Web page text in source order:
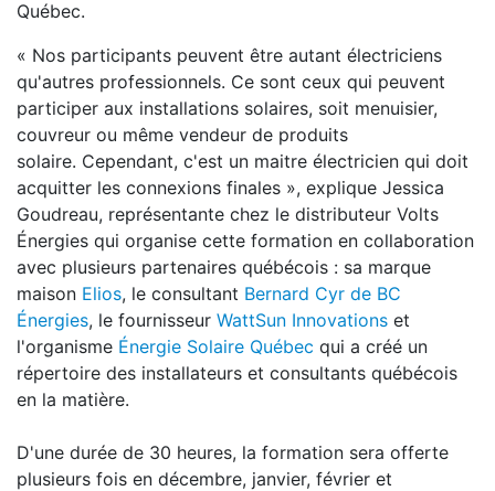
Québec.
« Nos participants peuvent être autant électriciens
qu'autres professionnels. Ce sont ceux qui peuvent
participer aux installations solaires, soit menuisier,
couvreur ou même vendeur de produits
solaire. Cependant, c'est un maitre électricien qui doit
acquitter les connexions finales », explique Jessica
Goudreau, représentante chez le distributeur Volts
Énergies qui organise cette formation en collaboration
avec plusieurs partenaires québécois : sa marque
maison Elios, le consultant Bernard Cyr de BC
Énergies, le fournisseur WattSun Innovations et
l'organisme Énergie Solaire Québec qui a créé un
répertoire des installateurs et consultants québécois
en la matière.
D'une durée de 30 heures, la formation sera offerte
plusieurs fois en décembre, janvier, février et